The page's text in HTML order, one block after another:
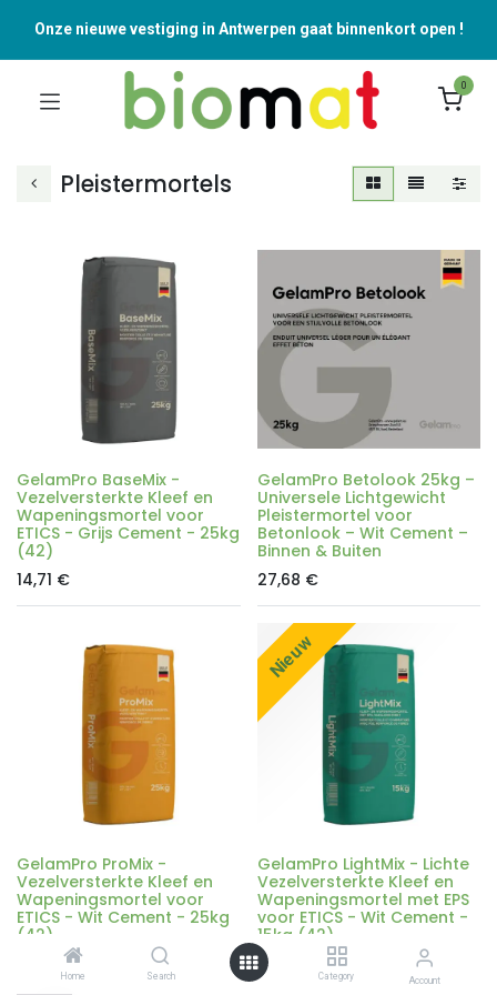
Home Search Category Account
Onze nieuwe vestiging in Antwerpen gaat binnenkort open !
0
Pleistermortels
GelamPro BaseMix -
Vezelversterkte Kleef en
Wapeningsmortel voor
ETICS - Grijs Cement - 25kg
(42)
14,71 €
GelamPro Betolook 25kg –
Universele Lichtgewicht
Pleistermortel voor
Betonlook – Wit Cement –
Binnen & Buiten
27,68 €
GelamPro ProMix -
Vezelversterkte Kleef en
Wapeningsmortel voor
ETICS - Wit Cement - 25kg
(42)
€
Nieuw
GelamPro LightMix - Lichte
Vezelversterkte Kleef en
Wapeningsmortel met EPS
voor ETICS - Wit Cement -
15kg (42)
18,62